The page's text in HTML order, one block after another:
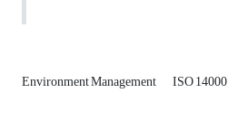
Environment Management ISO 14000